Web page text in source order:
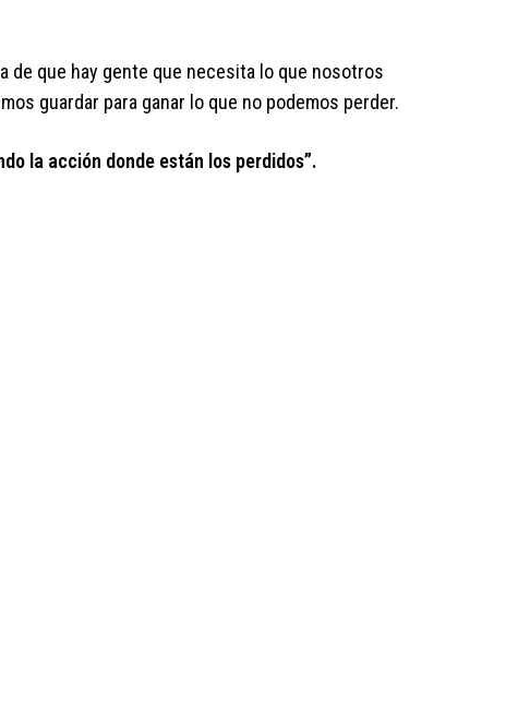
de que hay gente que necesita lo que nosotros
guardar para ganar lo que no podemos perder.
la acción donde están los perdidos”.